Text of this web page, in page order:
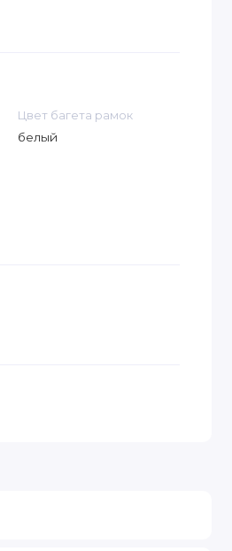
Цвет багета рамок
белый